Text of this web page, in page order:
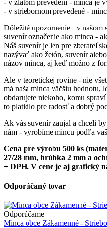
- v zlatom prevedení - minca je
- v striebornom prevedené -
Dôležité upozornenie - v našom
suvenír označenie ako minca -
Náš suvenír je len pre
nazývať ako žetón, suvenír
názov minca, aj keď možno z
Ale v teoretickej rovine - nie
má naša minca väčšiu hodnotu,
obdarujete niekoho, komu
to platidlo pre radosť a dobrý
Ak vás suvenír zaujal a chceli
nám - vyrobíme mincu podľa
Cena pre výrobu 500 ks
27/28 mm, hrúbka 2 mm a
+ DPH. V cene je aj grafický
Odporúčaný tovar
Odporúčame
Minca obce Zákamenné -